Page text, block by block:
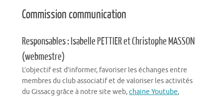
Commission communication
Responsables : Isabelle PETTIER et Christophe MASSON
(webmestre)
L’objectif est d’informer, favoriser les échanges entre
membres du club associatif et de valoriser les activités
du Gissacg grâce à notre site web,chaine Youtube,